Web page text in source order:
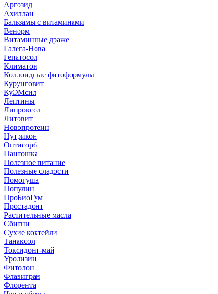
Аргозид
Ахиллан
Бальзамы с витаминами
Венорм
Витаминные драже
Галега-Нова
Гепатосол
Климатон
Коллоидные фитоформулы
Курунговит
КуЭМсил
Лептины
Липроксол
Литовит
Новопротеин
Нутрикон
Оптисорб
Пантошка
Полезное питание
Полезные сладости
Помогуша
Популин
ПроБиоГум
Простадонт
Растительные масла
Сбитни
Сухие коктейли
Танаксол
Токсидонт-май
Уролизин
Фитолон
Флавигран
Флорента